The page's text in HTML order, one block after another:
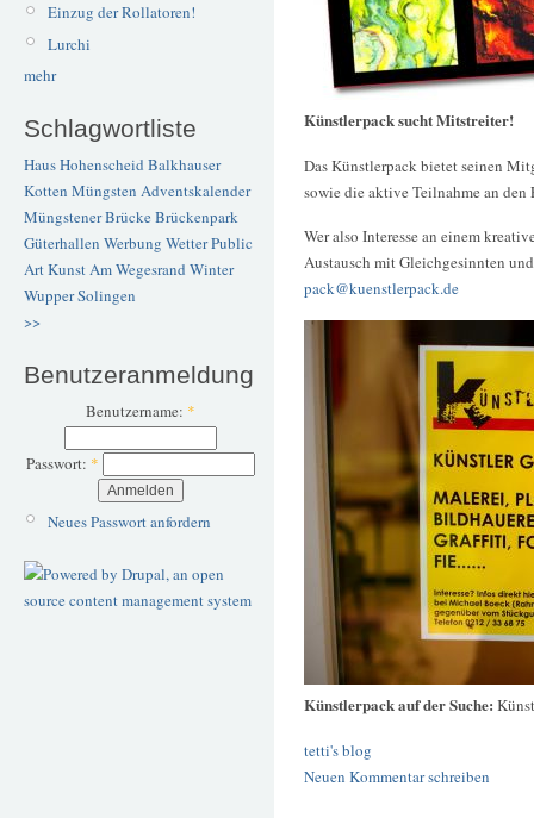
Einzug der Rollatoren!
Lurchi
mehr
Schlagwortliste
Haus Hohenscheid Balkhauser
Kotten Müngsten Adventskalender
Müngstener BrückeBrückenpark
Güterhallen Werbung WetterPublic
ArtKunstAm Wegesrand Winter
WupperSolingen
>>
Benutzeranmeldung
Benutzername: *
Passwort: *
Neues Passwort anfordern
Künstlerpack sucht Mitstreiter!
Das Künstlerpack bietet seinen
sowie die aktive Teilnahme an den
Wer also Interesse an einem
Austausch mit Gleichgesinnten
pack@kuenstlerpack.de
Künstlerpack auf der Suche:
tetti's blog
Neuen Kommentar schreiben